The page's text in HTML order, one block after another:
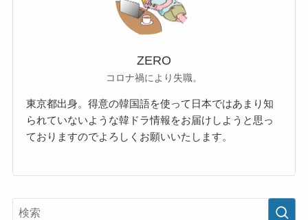
ZERO
コロナ禍により失職。
東京都出身。得意の韓国語を使って日本ではあまり知
られていないような韓ドラ情報をお届けしようと思っ
ておりますのでよろしくお願いいたします。